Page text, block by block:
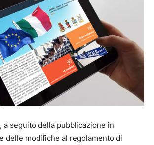
a seguito della pubblicazione in
delle modifiche al regolamento di